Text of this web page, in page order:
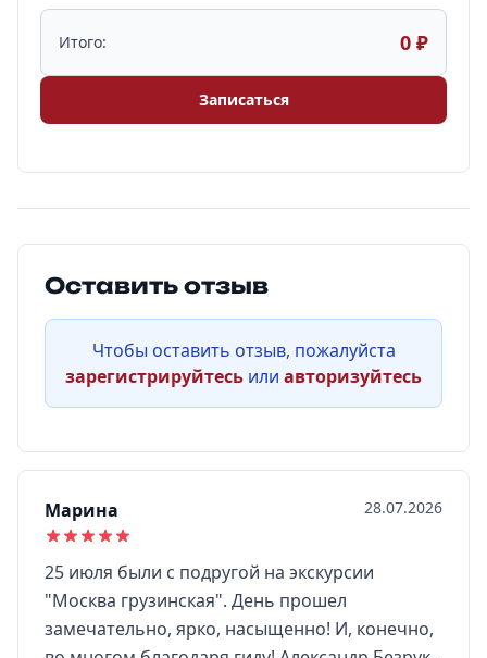
Итого: 0 ₽
Записаться
Оставить отзыв
Чтобы оставить отзыв, пожалуйста
зарегистрируйтесь или авторизуйтесь
Марина 28.07.2026
25 июля были с подругой на экскурсии
"Москва грузинская". День прошел
замечательно, ярко, насыщенно! И, конечно,